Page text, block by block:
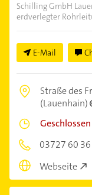
Schilling GmbH
erdverlegter
E-Mail
Straße des
(Lauenhain)
Geschlossen
03727 60
Webseite